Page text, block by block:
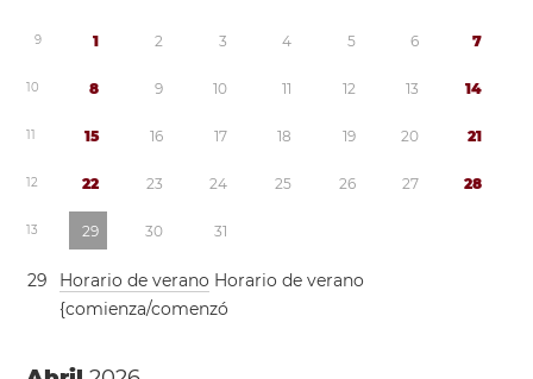
9 1 2 3 4 5 6 7
10 8 9 10 11 12 13 14
11 15 16 17 18 19 20 21
12 22 23 24 25 26 27 28
13 29 30 31
29 Horario de verano Horario de verano
{comienza/comenzó